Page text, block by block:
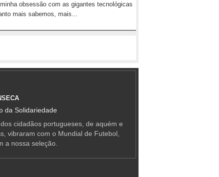
obsessão com as gigantes tecnológicas
mais sabemos, mais...
da Solidariedade
cidadãos portugueses, de aquém e
vibraram com o Mundial de Futebol,
a nossa seleção.